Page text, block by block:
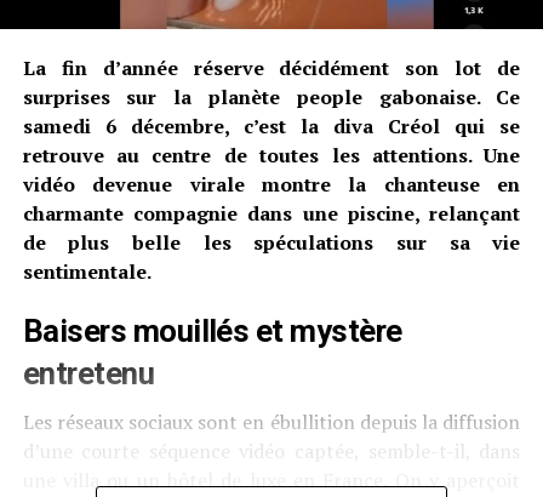
La fin d’année réserve décidément son lot de
surprises sur la planète people gabonaise. Ce
samedi 6 décembre, c’est la diva Créol qui se
retrouve au centre de toutes les attentions. Une
vidéo devenue virale montre la chanteuse en
charmante compagnie dans une piscine, relançant
de plus belle les spéculations sur sa vie
sentimentale.
Baisers mouillés et mystère
entretenu
Les réseaux sociaux sont en ébullition depuis la diffusion
d’une courte séquence vidéo captée, semble-t-il, dans
une villa ou un hôtel de luxe en France. On y aperçoit